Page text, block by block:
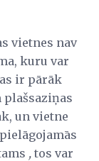
vietnes nav
kuru var
ir pārāk
un vietne
, tos var